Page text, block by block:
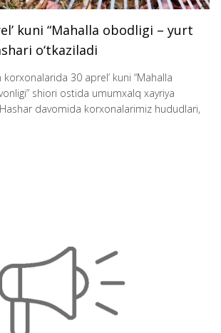
kuni “Mahalla obodligi – yurt
o‘tkaziladi
30 aprel’ kuni “Mahalla
shiori ostida umumxalq xayriya
davomida korxonalarimiz hududlari,